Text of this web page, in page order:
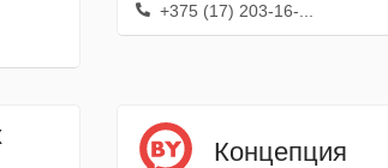
+375 (17) 203-16-...
Концепция